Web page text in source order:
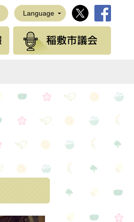
Language 稲敷市公式
事業者の情報